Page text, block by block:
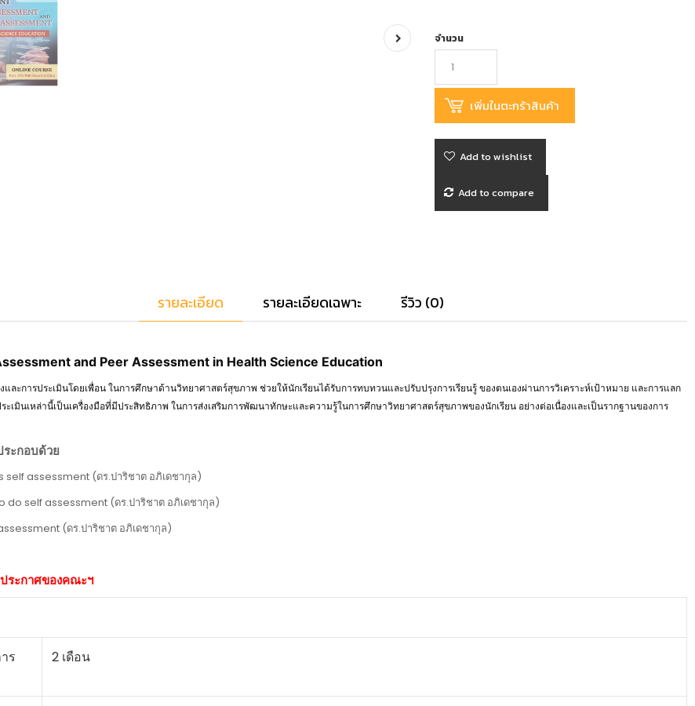
จำนวน
Add to wishlist
Add to compare
รายละเอียด รายละเอียดเฉพาะ รีวิว (0)
and Peer Assessment in Health Science Education
และการประเมินโดยเพื่อน ในการศึกษาด้านวิทยาศาสตร์สุขภาพ ช่วยให้นักเรียนได้รับการทบทวนและปรับปรุงการเรียนรู้ ของตนเองผ่านการวิเคราะห์เป้าหมาย และการแลก
ะเมินเหล่านี้เป็นเครื่องมือที่มีประสิทธิภาพ ในการส่งเสริมการพัฒนาทักษะและความรู้ในการศึกษาวิทยาศาสตร์สุขภาพของนักเรียน อย่างต่อเนื่องและเป็นรากฐานของการ
ระกอบด้วย
self assessment (ดร.ปาริชาต อภิเดชากุล)
do self assessment (ดร.ปาริชาต อภิเดชากุล)
(ดร.ปาริชาต อภิเดชากุล)
ระกาศของคณะฯ
ร
2 เดือน